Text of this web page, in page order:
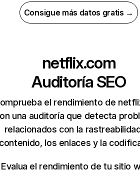
Consigue más datos gratis →
netflix.com
Auditoría SEO
el rendimiento de
una auditoría que detecta
relacionados con la
contenido, los enlaces y la
Evalua el rendimiento de tu sitio